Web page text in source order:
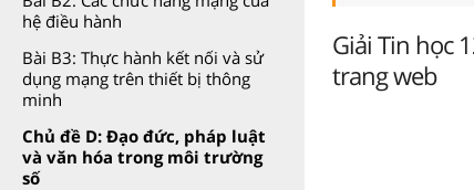
hệ điều hành
Bài B3: Thực hành kết nối và sử
dụng mạng trên thiết bị thông
minh
Chủ đề D: Đạo đức, pháp luật
và văn hóa trong môi trường
số
Giải Tin học
trang web